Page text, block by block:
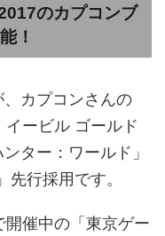
のカプコンブ
！
カプコンさんの
イービル ゴールド
ター：ワールド」
行採用です。
催中の「東京ゲー